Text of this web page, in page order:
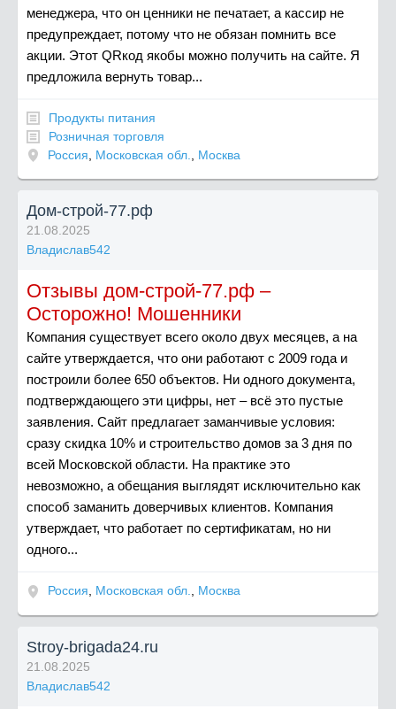
менеджера, что он ценники не печатает, а кассир не
предупреждает, потому что не обязан помнить все
акции. Этот QRкод якобы можно получить на сайте. Я
предложила вернуть товар...
Продукты питания
Розничная торговля
Россия
Московская обл. Москва
Дом-строй-77.рф
21.08.2025
Владислав542
Отзывы дом-строй-77.рф –
Осторожно! Мошенники
Компания существует всего около двух месяцев, а на
сайте утверждается, что они работают с 2009 года и
построили более 650 объектов. Ни одного документа,
подтверждающего эти цифры, нет – всё это пустые
заявления. Сайт предлагает заманчивые условия:
сразу скидка 10% и строительство домов за 3 дня по
всей Московской области. На практике это
невозможно, а обещания выглядят исключительно как
способ заманить доверчивых клиентов. Компания
утверждает, что работает по сертификатам, но ни
одного...
Россия, Московская обл., Москва
Stroy-brigada24.ru
21.08.2025
Владислав542